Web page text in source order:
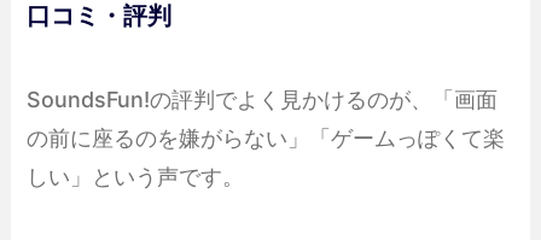
口コミ・評判
SoundsFun!の評判でよく見かけるのが、「画面
の前に座るのを嫌がらない」「ゲームっぽくて楽
しい」という声です。